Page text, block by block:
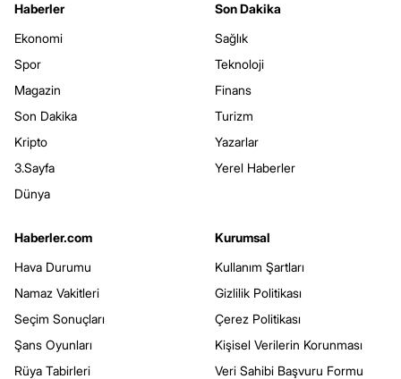
Haberler
Ekonomi
Spor
Magazin
Son Dakika
Kripto
3.Sayfa
Dünya
Son Dakika
Sağlık
Teknoloji
Finans
Turizm
Yazarlar
Yerel Haberler
Haberler.com
Hava Durumu
Namaz Vakitleri
Seçim Sonuçları
Şans Oyunları
Rüya Tabirleri
Kurumsal
Kullanım Şartları
Gizlilik Politikası
Çerez Politikası
Kişisel Verilerin Korunması
Veri Sahibi Başvuru Formu